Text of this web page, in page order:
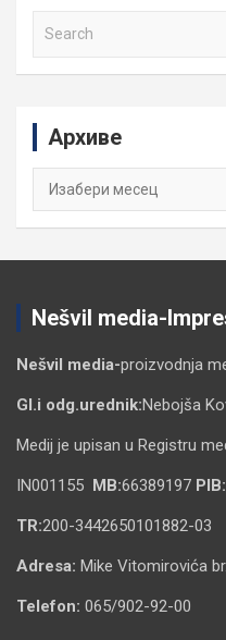
Архиве
Архиве
Nešvil media-
Nešvil media-proizvodnja
Gl.i odg.urednik:Nebojša
Medij je upisan u Registru
IN001155 MB:66389197 PIB:
TR:200-3442650101882-03
Adresa: Mike Vitomirovića
Telefon: 065/902-92-00